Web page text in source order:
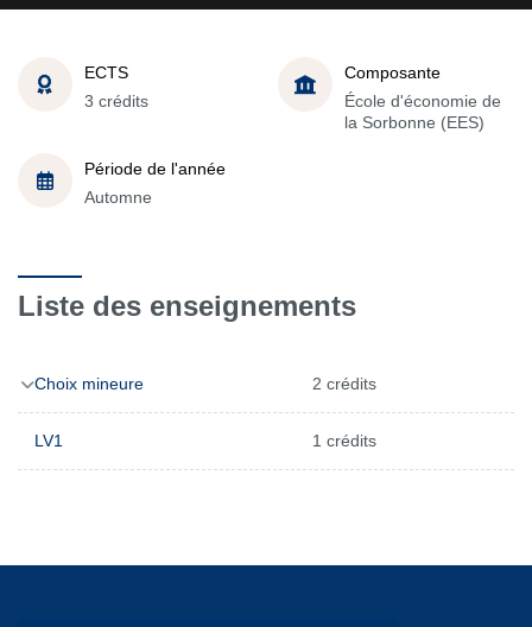
ECTS
3 crédits
Composante
École d'économie de
la Sorbonne (EES)
Période de l'année
Automne
Liste des enseignements
Choix mineure 2 crédits
LV1 1 crédits